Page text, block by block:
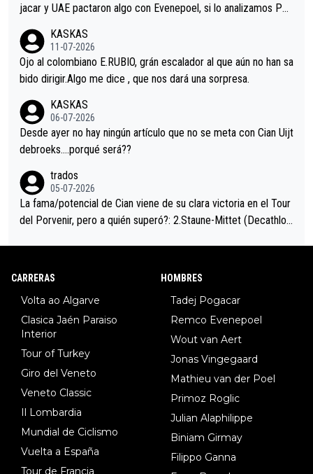
jacar y UAE pactaron algo con Evenepoel, si lo analizamos Poj
i sin pedalear, luego está el saludo con Evenepoel dándose la
mano de una manera muy fraternal, más allá de los típicos toqu
es en el hombro con que saludaba a Vingegard. Ahí hubo una in
eta, a ver si por querer poner a Del Toro con calzador en posi
ción de podio UAE y Pojacar se van complicar el tour.
KASKAS
11-07-2026
Ojo al colombiano E.RUBIO, grán escalador al que aún no han sa
bido dirigir.Algo me dice , que nos dará una sorpresa.
KASKAS
06-07-2026
Desde ayer no hay ningún artículo que no se meta con Cian Uijt
debroeks….porqué será??
trados
05-07-2026
La fama/potencial de Cian viene de su clara victoria en el Tour
del Porvenir, pero a quién superó?: 2.Staune-Mittet (Decathlon,
CARRERAS
Volta ao Algarve
Clasica Jaén Paraiso
Interior
Tour of Turkey
Giro del Veneto
Veneto Classic
Il Lombardia
Mundial de Ciclismo
Vuelta a España
Tour de Francia
HOMBRES
Tadej Pogacar
Remco Evenepoel
Wout van Aert
Jonas Vingegaard
Mathieu van der Poel
Primoz Roglic
Julian Alaphilippe
Biniam Girmay
Filippo Ganna